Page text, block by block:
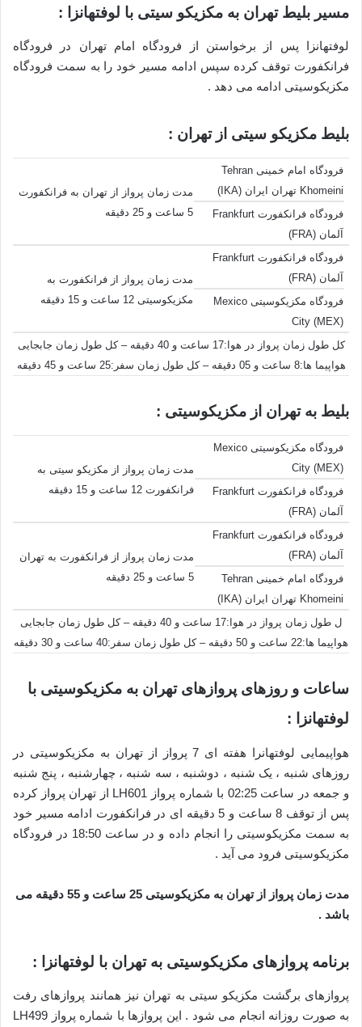
مسیر بلیط تهران به مکزیکو سیتی با لوفتهانزا :
لوفتهانزا پس از برخواستن از فرودگاه امام تهران در فرودگاه
فرانکفورت توقف کرده سپس ادامه مسیر خود را به سمت فرودگاه
مکزیکوسیتی ادامه می دهد .
بلیط مکزیکو سیتی از تهران :
فرودگاه امام خمینی Tehran
Khomeini تهران ایران (IKA)
مدت زمان پرواز از تهران به فرانکفورت
5 ساعت و 25 دقیقه
فرودگاه فرانکفورت Frankfurt
آلمان (FRA)
فرودگاه فرانکفورت Frankfurt
آلمان (FRA)
مدت زمان پرواز از فرانکفورت به
مکزیکوسیتی 12 ساعت و 15 دقیقه
فرودگاه مکزیکوسیتی Mexico
City (MEX)
کل طول زمان پرواز در هوا:17 ساعت و 40 دقیقه – کل طول زمان جابجایی
هواپیما ها:8 ساعت و 05 دقیقه – کل طول زمان سفر:25 ساعت و 45 دقیقه
بلیط به تهران از مکزیکوسیتی :
فرودگاه مکزیکوسیتی Mexico
City (MEX)
مدت زمان پرواز از مکزیکو سیتی به
فرانکفورت 12 ساعت و 15 دقیقه
فرودگاه فرانکفورت Frankfurt
آلمان (FRA)
فرودگاه فرانکفورت Frankfurt
آلمان (FRA)
مدت زمان پرواز از فرانکفورت به تهران
5 ساعت و 25 دقیقه
فرودگاه امام خمینی Tehran
Khomeini تهران ایران (IKA)
ل طول زمان پرواز در هوا:17 ساعت و 40 دقیقه – کل طول زمان جابجایی
هواپیما ها:22 ساعت و 50 دقیقه – کل طول زمان سفر:40 ساعت و 30 دقیقه
ساعات و روزهای پروازهای تهران به مکزیکوسیتی با
لوفتهانزا :
هواپیمایی لوفتهانرا هفته ای 7 پرواز از تهران به مکزیکوسیتی در
روزهای شنبه ، یک شنبه ، دوشنبه ، سه شنبه ، چهارشنبه ، پنج شنبه
و جمعه در ساعت 02:25 با شماره پرواز LH601 از تهران پرواز کرده
پس از توقف 8 ساعت و 5 دقیقه ای در فرانکفورت ادامه مسیر خود
به سمت مکزیکوسیتی را انجام داده و در ساعت 18:50 در فرودگاه
مکزیکوسیتی فرود می آید .
مدت زمان پرواز از تهران به مکزیکوسیتی 25 ساعت و 55 دقیقه می
باشد .
برنامه پروازهای مکزیکوسیتی به تهران با لوفتهانزا :
پروازهای برگشت مکزیکو سیتی به تهران نیز همانند پروازهای رفت
به صورت روزانه انجام می شود . این پروازها با شماره پرواز LH499